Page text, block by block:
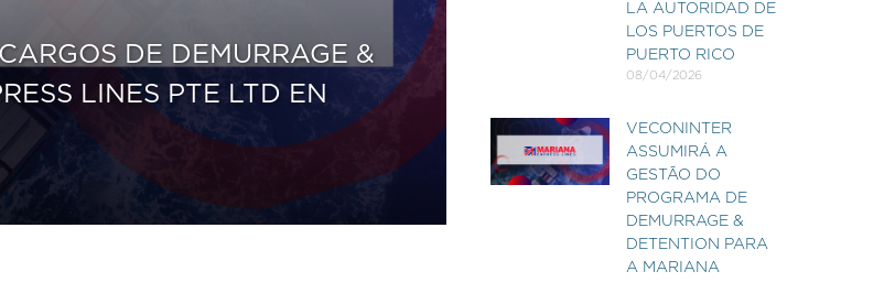
DE DEMURRAGE &
LINES PTE LTD EN
LA AUTORIDAD DE
LOS PUERTOS DE
PUERTO RICO
08/04/2026
VECONINTER
ASSUMIRÁ A
GESTÃO DO
PROGRAMA DE
DEMURRAGE &
DETENTION PARA
A MARIANA